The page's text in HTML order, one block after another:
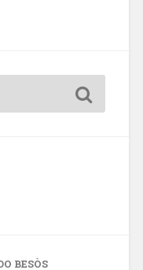
BESÒS